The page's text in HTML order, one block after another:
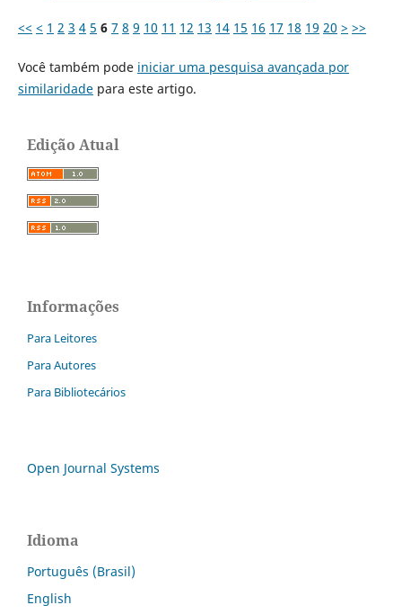
<< < 1 2 3 4 5 6 7 8 9 10 11 12 13 14 15 16 17 18 19 20 > >>
Você também pode iniciar uma pesquisa avançada por
similaridadepara este artigo.
Edição Atual
Informações
Para Leitores
Para Autores
Para Bibliotecários
Open Journal Systems
Idioma
Português (Brasil)
English